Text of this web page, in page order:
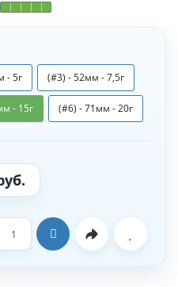
- 5г (#3) - 52мм - 7,5г
- 15г (#6) - 71мм - 20г